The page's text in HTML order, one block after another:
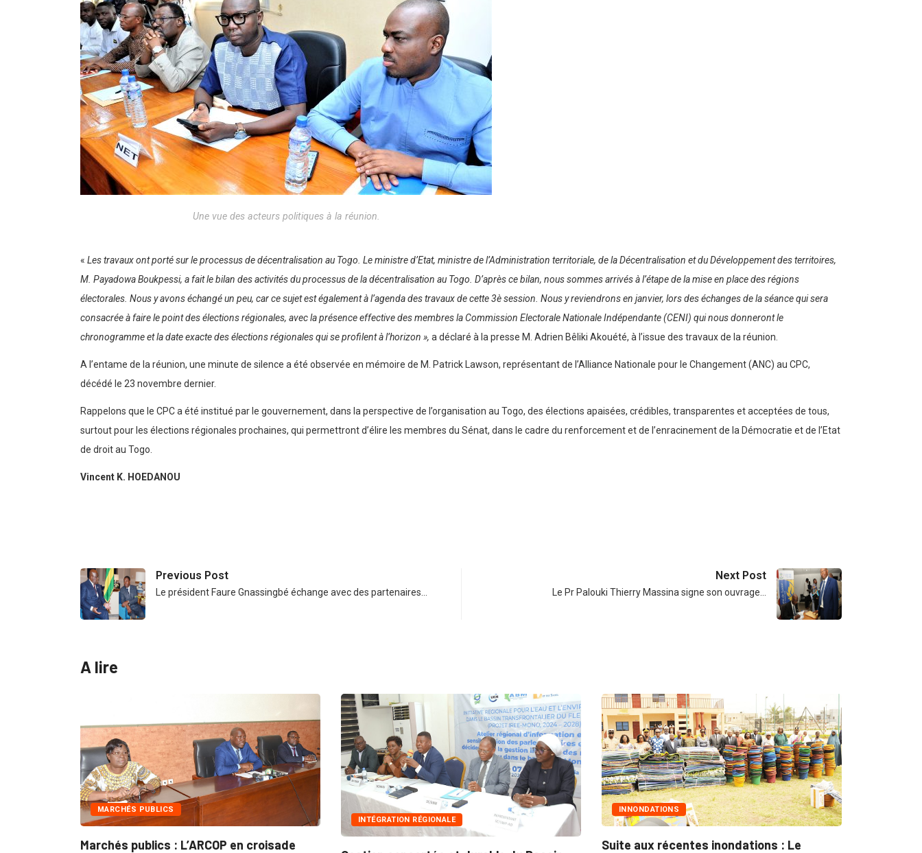
Une vue des acteurs politiques à la réunion.
« Les travaux ont porté sur le processus de décentralisation au Togo. Le ministre d’Etat, ministre de l’Administration territoriale, de la Décentralisation et du Développement des territoires,
M. Payadowa Boukpessi, a fait le bilan des activités du processus de la décentralisation au Togo. D’après ce bilan, nous sommes arrivés à l’étape de la mise en place des régions
électorales. Nous y avons échangé un peu, car ce sujet est également à l’agenda des travaux de cette 3è session. Nous y reviendrons en janvier, lors des échanges de la séance qui sera
consacrée à faire le point des élections régionales, avec la présence effective des membres la Commission Electorale Nationale Indépendante (CENI) qui nous donneront le
chronogramme et la date exacte des élections régionales qui se profilent à l’horizon », a déclaré à la presse M. Adrien Bêliki Akouété, à l’issue des travaux de la réunion.
A l’entame de la réunion, une minute de silence a été observée en mémoire de M. Patrick Lawson, représentant de l’Alliance Nationale pour le Changement (ANC) au CPC,
décédé le 23 novembre dernier.
Rappelons que le CPC a été institué par le gouvernement, dans la perspective de l’organisation au Togo, des élections apaisées, crédibles, transparentes et acceptées de tous,
surtout pour les élections régionales prochaines, qui permettront d’élire les membres du Sénat, dans le cadre du renforcement et de l’enracinement de la Démocratie et de l’Etat
de droit au Togo.
Vincent K. HOEDANOU
Previous Post
Le président Faure Gnassingbé échange avec des partenaires…
Next Post
Le Pr Palouki Thierry Massina signe son ouvrage…
A lire
publics : L’ARCOP en croisade
INTÉGRATION RÉGIONALE
INNONDATIONS
Suite aux récentes inondations : Le
MARCHÉS PUBLICS
Marchés publics : L’ARCOP